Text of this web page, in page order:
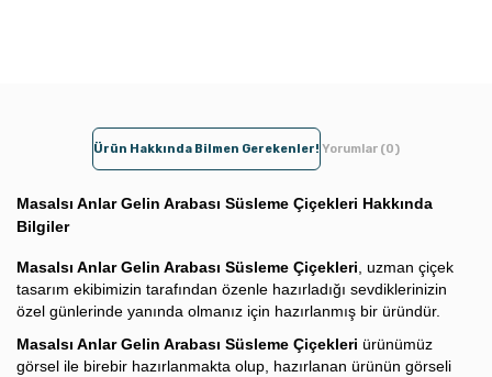
Ürün Hakkında Bilmen Gerekenler! Yorumlar (0)
Masalsı Anlar Gelin Arabası Süsleme Çiçekleri Hakkında
Bilgiler
Masalsı Anlar Gelin Arabası Süsleme Çiçekleri , uzman çiçek
tasarım ekibimizin tarafından özenle hazırladığı sevdiklerinizin
özel günlerinde yanında olmanız için hazırlanmış bir üründür.
Masalsı Anlar Gelin Arabası Süsleme Çiçekleri ürünümüz
görsel ile birebir hazırlanmakta olup, hazırlanan ürünün görseli